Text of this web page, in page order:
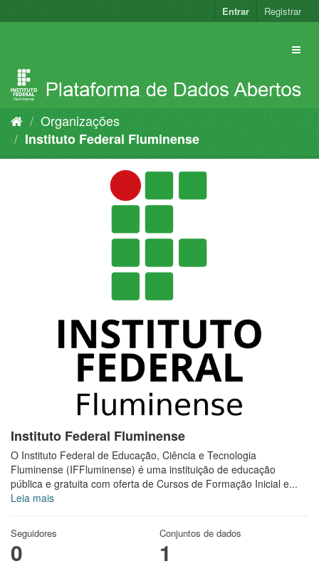
para
Entrar Registrar
Organizações
Instituto Federal Fluminense
Instituto Federal Fluminense
O Instituto Federal de Educação, Ciência e Tecnologia
Fluminense (IFFluminense) é uma instituição de educação
pública e gratuita com oferta de Cursos de Formação Inicial e...
Leia mais
Seguidores
0
Conjuntos de dados
1